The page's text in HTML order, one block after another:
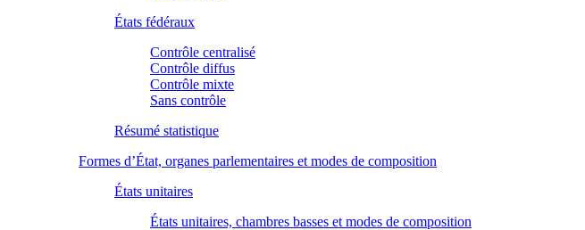
États fédéraux
Contrôle centralisé
Contrôle diffus
Contrôle mixte
Sans contrôle
Résumé statistique
Formes d’État, organes parlementaires et modes de composition
États unitaires
États unitaires, chambres basses et modes de composition